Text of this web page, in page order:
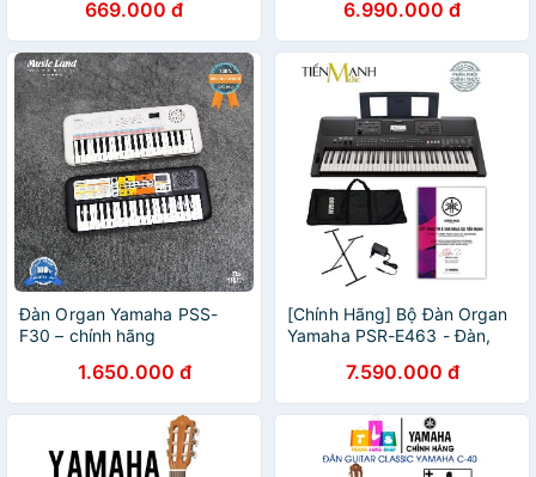
Chính Hãng669.000 đ 6.990.000 đ
Đàn Organ Yamaha PSS-
F30 – chính hãng
1.650.000 đ
[Chính Hãng] Bộ Đàn Organ
Yamaha PSR-E463 - Đàn,
PSR E463 - Có tem chống
hàng giả Bộ CA
7.590.000 đ